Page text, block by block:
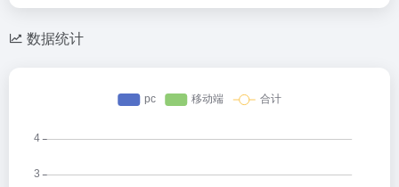
数据统计